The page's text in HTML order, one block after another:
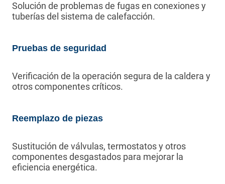
Solución de problemas de fugas en conexiones y
tuberías del sistema de calefacción.
Pruebas de seguridad
Verificación de la operación segura de la caldera y
otros componentes críticos.
Reemplazo de piezas
Sustitución de válvulas, termostatos y otros
componentes desgastados para mejorar la
eficiencia energética.